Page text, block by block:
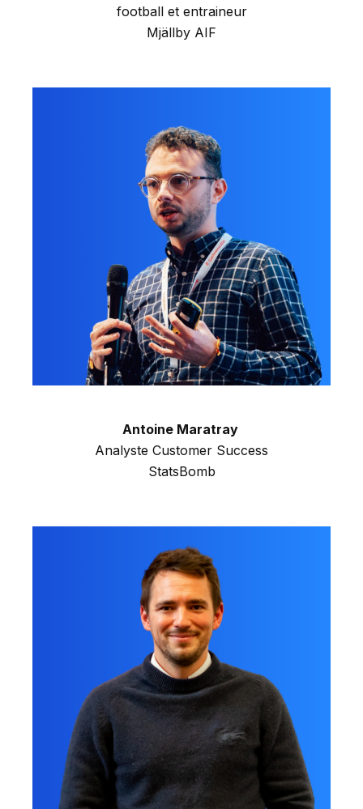
football et entraineur
Mjällby AIF
Antoine Maratray
Analyste Customer Success
StatsBomb